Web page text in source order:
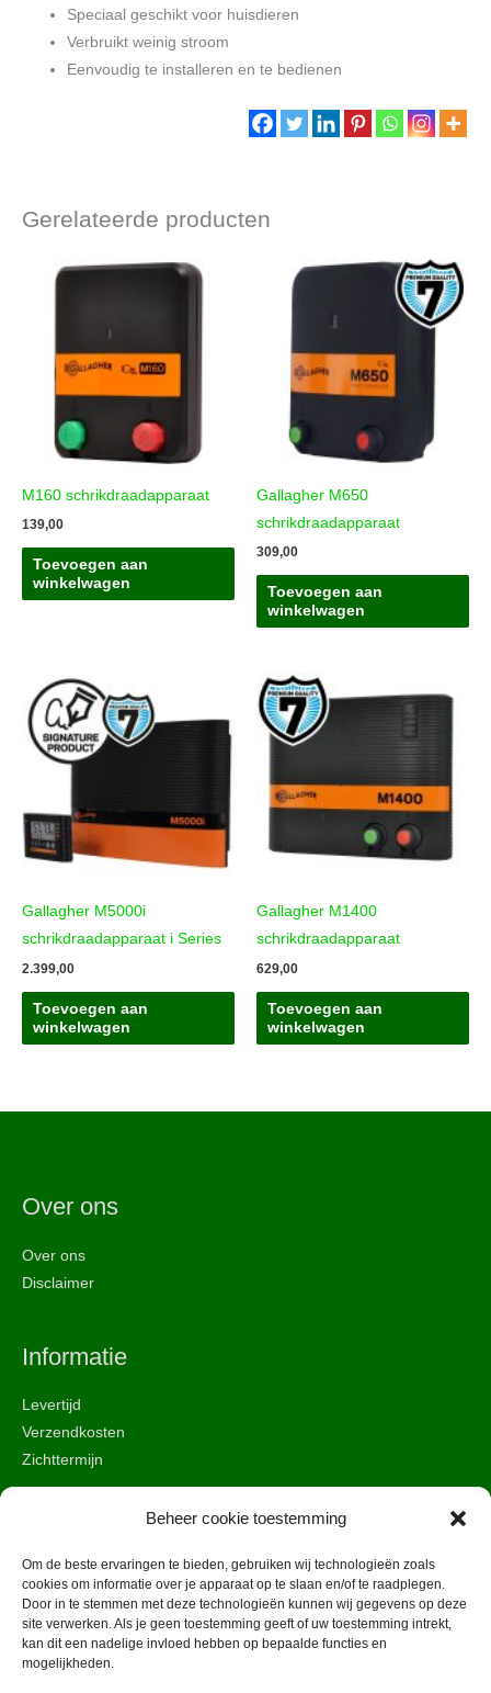
Beheer cookie toestemming
Om de beste ervaringen te bieden, gebruiken wij technologieën zoals
cookies om informatie over je apparaat op te slaan en/of te raadplegen.
Door in te stemmen met deze technologieën kunnen wij gegevens op deze
site verwerken. Als je geen toestemming geeft of uw toestemming intrekt,
kan dit een nadelige invloed hebben op bepaalde functies en
mogelijkheden.
Speciaal geschikt voor huisdieren
Verbruikt weinig stroom
Eenvoudig te installeren en te bedienen
Gerelateerde producten
M160 schrikdraadapparaat
139,00
Toevoegen aan
winkelwagen
Gallagher M650
schrikdraadapparaat
309,00
Toevoegen aan
winkelwagen
Gallagher M5000i
schrikdraadapparaat i Series
2.399,00
Toevoegen aan
winkelwagen
Gallagher M1400
schrikdraadapparaat
629,00
Toevoegen aan
winkelwagen
Over ons
Over ons
Disclaimer
Informatie
Levertijd
Verzendkosten
Zichttermijn
Algemene voorwaarden
Cookies
Veiligheid